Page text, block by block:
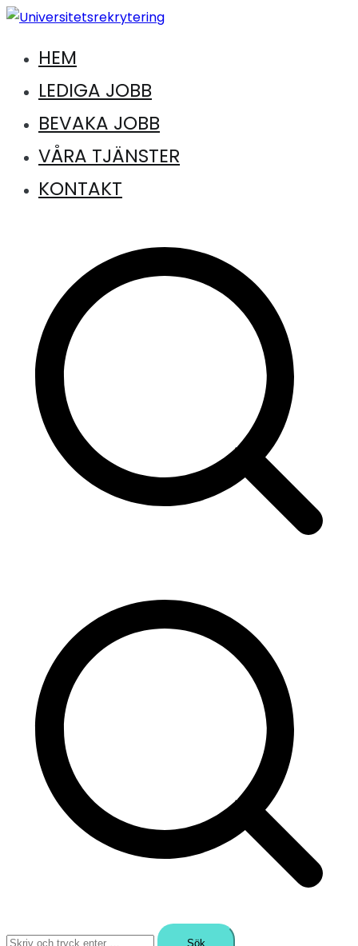
Hoppa
innehåll
Universitetsrekrytering
Jobb inom universitet och högskola
HEM
LEDIGA JOBB
BEVAKA JOBB
VÅRA TJÄNSTER
KONTAKT
Sök